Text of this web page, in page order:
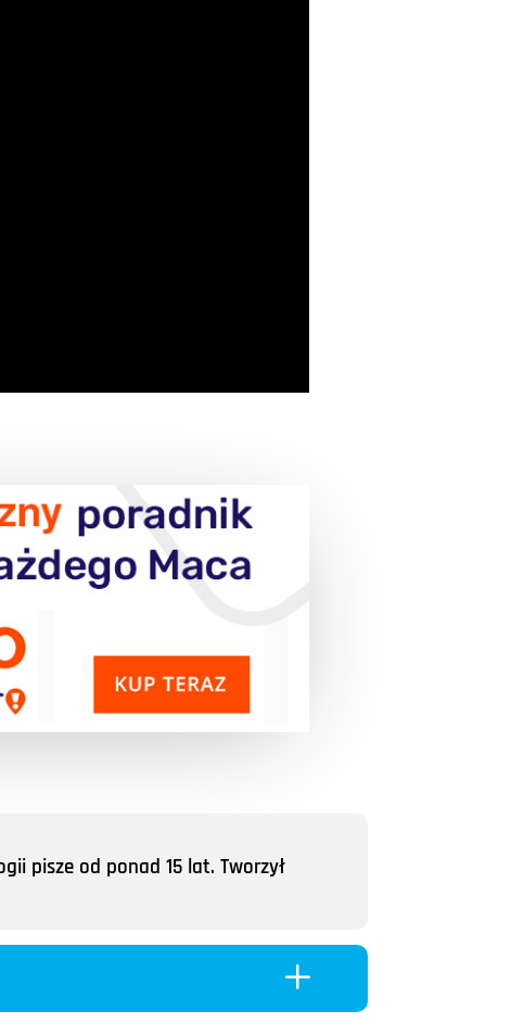
pisze od ponad 15 lat. Tworzył
L